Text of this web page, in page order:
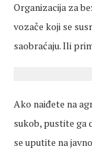
Organizacija za
vozače koji se
saobraćaju. Ili
Ako naiđete na
sukob, pustite ga
se uputite na